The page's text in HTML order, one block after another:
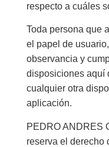
respecto a cuáles
Toda persona que
el papel de
observancia y
disposiciones aquí
cualquier otra
aplicación.
PEDRO ANDRES
reserva el derecho